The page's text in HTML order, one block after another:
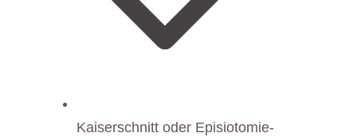
Kaiserschnitt oder Episiotomie-